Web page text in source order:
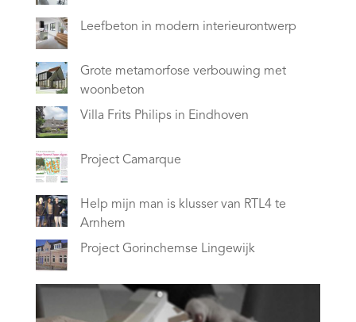
Leefbeton in modern interieurontwerp
Grote metamorfose verbouwing met
woonbeton
Villa Frits Philips in Eindhoven
Project Camarque
Help mijn man is klusser van RTL4 te
Arnhem
Project Gorinchemse Lingewijk